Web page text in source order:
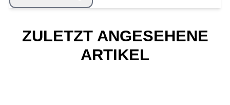
ZULETZT ANGESEHENE
ARTIKEL